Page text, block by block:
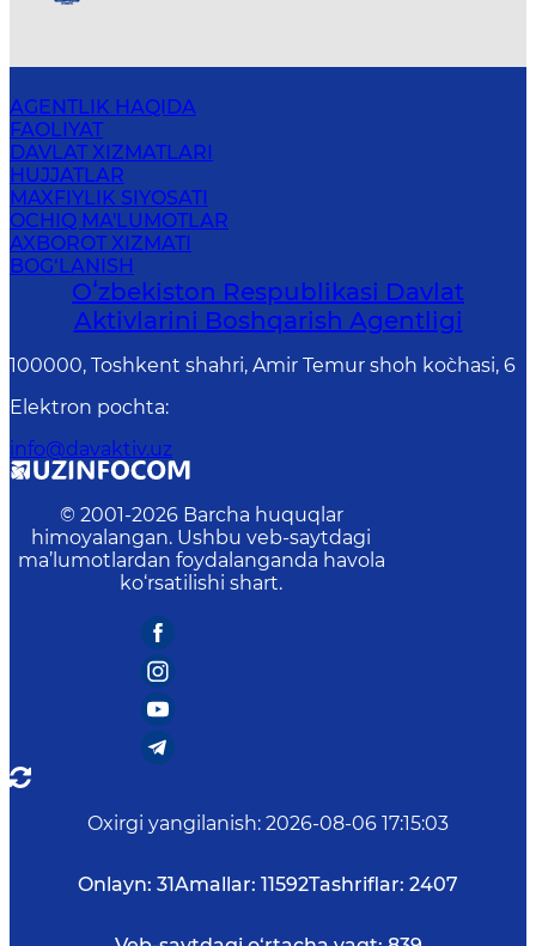
AGENTLIK HAQIDA
FAOLIYAT
DAVLAT XIZMATLARI
HUJJATLAR
MAXFIYLIK SIYOSATI
OCHIQ MA'LUMOTLAR
AXBOROT XIZMATI
BOG‘LANISH
Oʻzbekiston Respublikasi Davlat
Aktivlarini Boshqarish Agentligi
100000, Toshkent shahri, Amir Temur shoh ko`chasi, 6
Elektron pochta:
info@davaktiv.uz
© 2001-2026 Barcha huquqlar
himoyalangan. Ushbu veb-saytdagi
ma’lumotlardan foydalanganda havola
ko‘rsatilishi shart.
Oxirgi yangilanish: 2026-08-06 17:15:03
Onlayn: 31Amallar: 11592Tashriflar: 2407